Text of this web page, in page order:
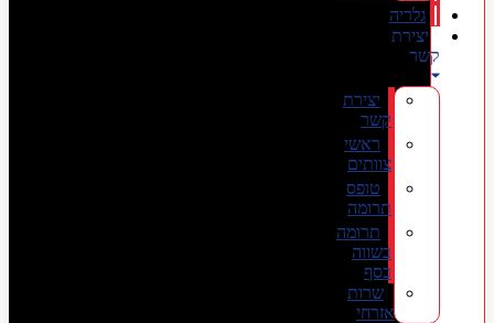
גלריה
יצירת
קשר
יצירת
קשר
ראשי
צוותים
טופס
תרומה
תרומה
בשווה
כסף
שרות
אזרחי